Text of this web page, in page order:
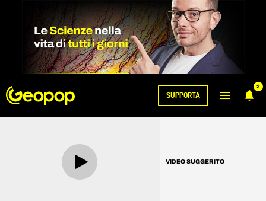
2
SUPPORTA
VIDEO SUGGERITO